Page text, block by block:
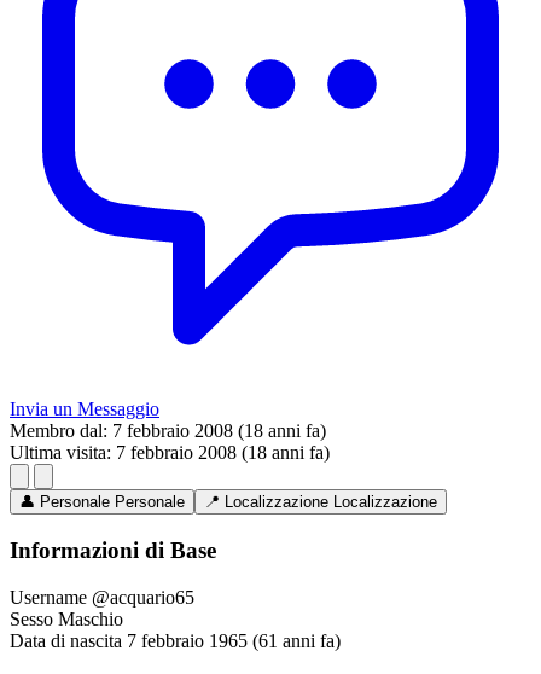
Invia un Messaggio
Membro dal: 7 febbraio 2008 (18 anni fa)
Ultima visita: 7 febbraio 2008 (18 anni fa)
👤 Personale Personale 📍 Localizzazione Localizzazione
Informazioni di Base
Username @acquario65
Sesso Maschio
Data di nascita 7 febbraio 1965 (61 anni fa)